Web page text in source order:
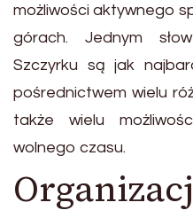
możliwości aktywnego
górach. Jednym
Szczyrku są jak
pośrednictwem wielu
także wielu
wolnego czasu.